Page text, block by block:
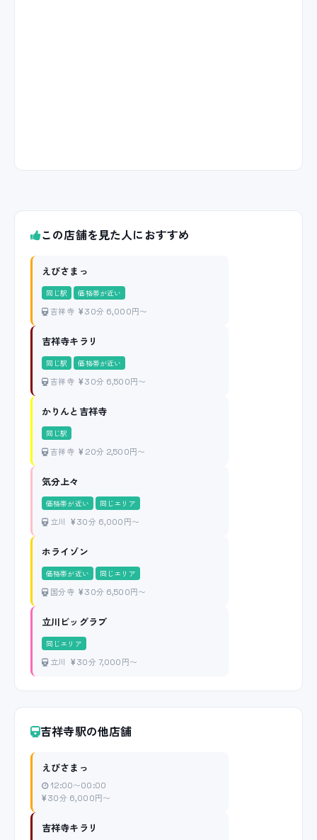
この店舗を見た人におすすめ
えびさまっ
同じ駅 価格帯が近い
吉祥寺 30分 6,000円〜
吉祥寺キラリ
同じ駅 価格帯が近い
吉祥寺 30分 6,500円〜
かりんと吉祥寺
同じ駅
吉祥寺 20分 2,500円〜
気分上々
価格帯が近い 同じエリア
立川 30分 6,000円〜
ホライゾン
価格帯が近い 同じエリア
国分寺 30分 6,500円〜
立川ビッグラブ
同じエリア
立川 30分 7,000円〜
吉祥寺駅の他店舗
えびさまっ
12:00〜00:00
30分 6,000円〜
吉祥寺キラリ